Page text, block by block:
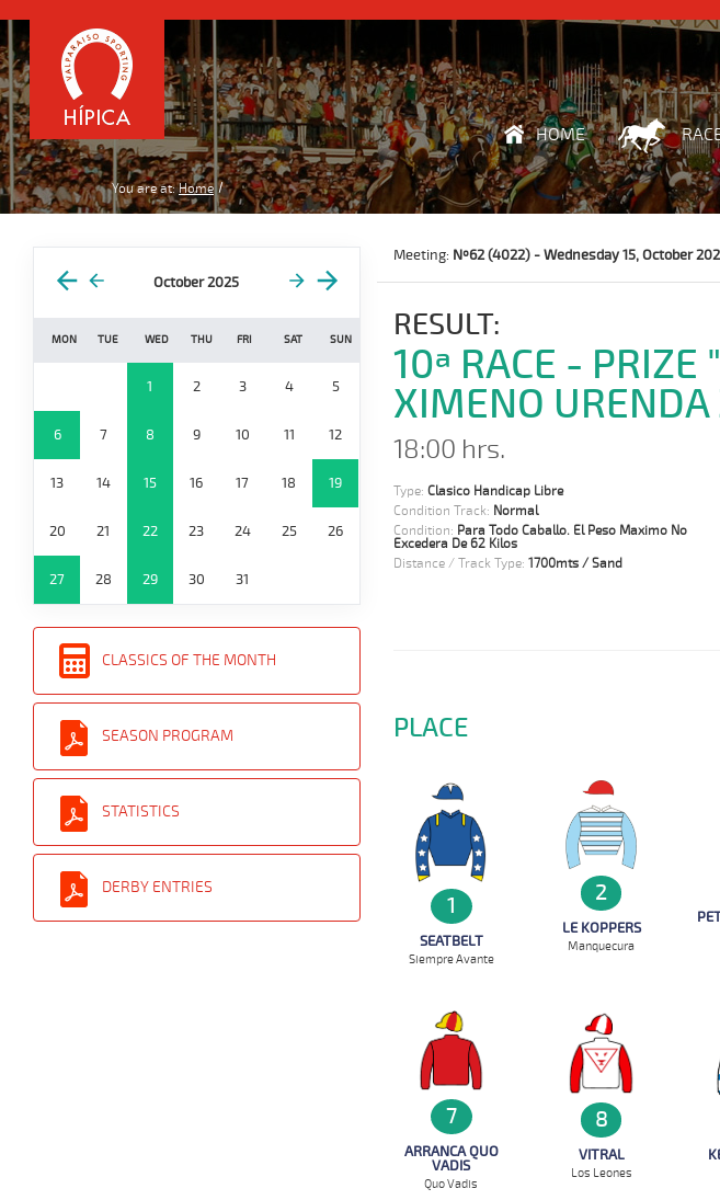
HOME
You are at: Home
October 2025
MON TUE WED THU FRI SAT SUN
1 2 3 4 5
6 7 8 9 10 11 12
13 14 15 16 17 18 19
20 21 22 23 24 25 26
27 28 29 30 31
CLASSICS OF THE MONTH
SEASON PROGRAM
STATISTICS
DERBY ENTRIES
Meeting: Nº62 (4022) - Wednesday 15, October
RESULT:
10ª RACE - PRIZE
XIMENO URENDA
18:00 hrs.
Type: Clasico Handicap Libre
Condition Track: Normal
Condition: Para Todo Caballo. El Peso Maximo No
Excedera De 62 Kilos
Distance / Track Type: 1700mts / Sand
PLACE
1
SEATBELT
Siempre Avante
2
LE KOPPERS
Manquecura
7
ARRANCA QUO
VADIS
Quo Vadis
8
VITRAL
Los Leones